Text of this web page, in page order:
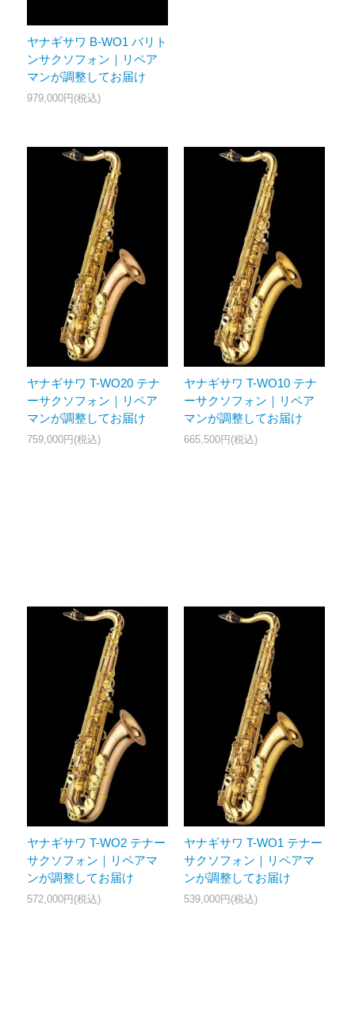
ヤナギサワ B-WO1 バリト
ンサクソフォン｜リペア
マンが調整してお届け
979,000円(税込)
ヤナギサワ T-WO20 テナ
ーサクソフォン｜リペア
マンが調整してお届け
759,000円(税込)
ヤナギサワ T-WO10 テナ
ーサクソフォン｜リペア
マンが調整してお届け
665,500円(税込)
ヤナギサワ T-WO2 テナー
サクソフォン｜リペアマ
ンが調整してお届け
572,000円(税込)
ヤナギサワ T-WO1 テナー
サクソフォン｜リペアマ
ンが調整してお届け
539,000円(税込)